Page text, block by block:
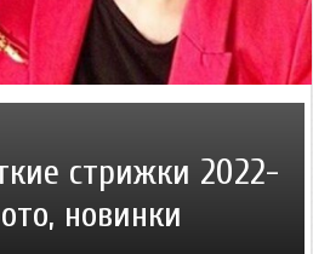
стрижки 2022-
новинки